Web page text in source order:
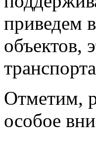
приведем
объектов,
Отметим,
особое